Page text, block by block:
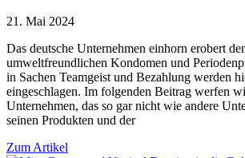
21. Mai 2024
Das deutsche Unternehmen einhorn erobert
umweltfreundlichen Kondomen und
in Sachen Teamgeist und Bezahlung werden
eingeschlagen. Im folgenden Beitrag werfen
Unternehmen, das so gar nicht wie andere
seinen Produkten und der
Zum Artikel